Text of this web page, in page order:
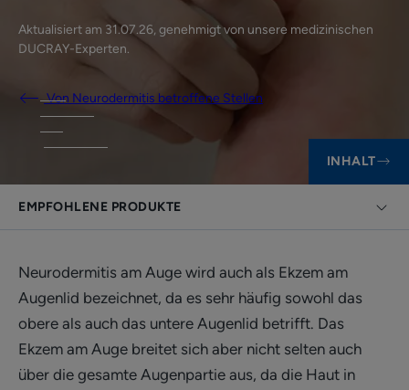
Aktualisiert am 31.07.26, genehmigt von unsere medizinischen
DUCRAY-Experten.
Von Neurodermitis betroffene Stellen
INHALT
EMPFOHLENE PRODUKTE
Neurodermitis am Auge wird auch als Ekzem am
Augenlid bezeichnet, da es sehr häufig sowohl das
obere als auch das untere Augenlid betrifft. Das
Ekzem am Auge breitet sich aber nicht selten auch
über die gesamte Augenpartie aus, da die Haut in